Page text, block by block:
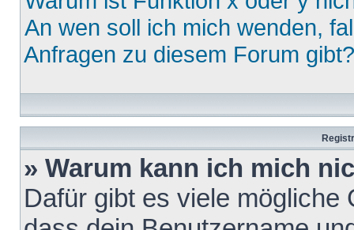
An wen soll ich mich wenden,
Anfragen zu diesem Forum gibt?
» Warum kann ich mich
Dafür gibt es viele